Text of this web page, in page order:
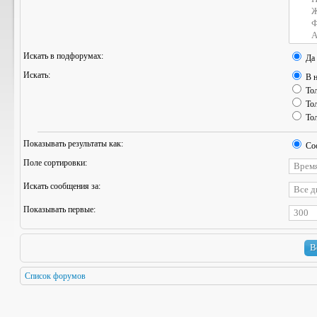
Искать в подфорумах:
Да
Искать:
В
Показывать результаты как:
Поле сортировки:
Искать сообщения за:
Показывать первые:
Список форумов